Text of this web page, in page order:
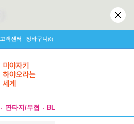
고객센터 장바구니(0)
판타지/무협 BL